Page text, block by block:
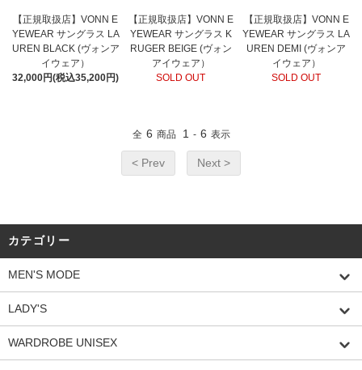
【正規取扱店】VONN E
YEWEAR サングラス LA
UREN BLACK (ヴォンア
イウェア）
32,000円(税込35,200円)
【正規取扱店】VONN E
YEWEAR サングラス K
RUGER BEIGE (ヴォン
アイウェア）
SOLD OUT
【正規取扱店】VONN E
YEWEAR サングラス LA
UREN DEMI (ヴォンア
イウェア）
SOLD OUT
全 6 商品 1 - 6 表示
< Prev Next >
カテゴリー
MEN'S MODE
LADY'S
WARDROBE UNISEX